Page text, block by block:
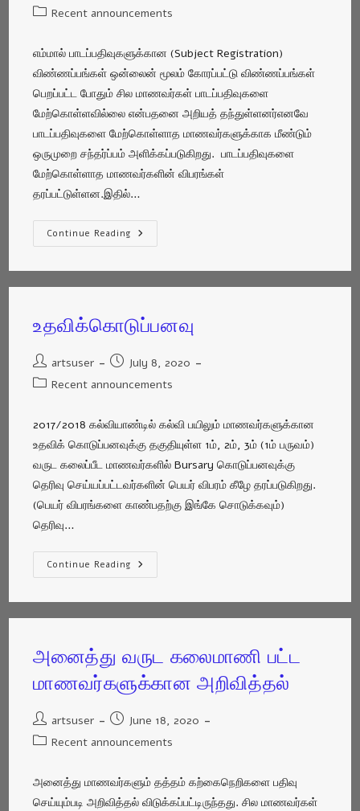
Recent announcements
எம்மால் பாடப்பதிவுகளுக்கான (Subject Registration)
விண்ணப்பங்கள் ஒன்லைன் மூலம் கோரப்பட்டு விண்ணப்பங்கள்
பெறப்பட்ட போதும் சில மாணவர்கள் பாடப்பதிவுகளை
மேற்கொள்ளவில்லை என்பதனை அறியத் தந்துள்ளனர்எனவே
பாடப்பதிவுகளை மேற்கொள்ளாத மாணவர்களுக்காக மீண்டும்
ஒருமுறை சந்தர்ப்பம் அளிக்கப்படுகிறது. பாடப்பதிவுகளை
மேற்கொள்ளாத மாணவர்களின் விபரங்கள்
தரப்பட்டுள்ளன.இதில்…
Continue Reading
உதவிக்கொடுப்பனவு
artsuser
July 8, 2020
Recent announcements
2017/2018 கல்வியாண்டில் கல்வி பயிலும் மாணவர்களுக்கான
உதவிக் கொடுப்பனவுக்கு தகுதியுள்ள 1ம், 2ம், 3ம் (1ம் பருவம்)
வருட கலைப்பீட மாணவர்களில் Bursary கொடுப்பனவுக்கு
தெரிவு செய்யப்பட்டவர்களின் பெயர் விபரம் கீழே தரப்படுகிறது.
(பெயர் விபரங்களை காண்பதற்கு இங்கே சொடுக்கவும்)
தெரிவு…
Continue Reading
அனைத்து வருட கலைமாணி பட்ட
மாணவர்களுக்கான அறிவித்தல்
artsuser
June 18, 2020
Recent announcements
அனைத்து மாணவர்களும் தத்தம் கற்கைநெறிகளை பதிவு
செய்யும்படி அறிவித்தல் விடுக்கப்பட்டிருந்தது. சில மாணவர்கள்